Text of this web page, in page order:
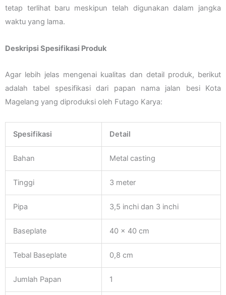
tetap terlihat baru meskipun telah digunakan dalam jangka
waktu yang lama.
Deskripsi Spesifikasi Produk
Agar lebih jelas mengenai kualitas dan detail produk, berikut
adalah tabel spesifikasi dari papan nama jalan besi Kota
Magelang yang diproduksi oleh Futago Karya:
Spesifikasi Detail
Bahan Metal casting
Tinggi 3 meter
Pipa 3,5 inchi dan 3 inchi
Baseplate 40 x 40 cm
Tebal Baseplate 0,8 cm
Jumlah Papan 1